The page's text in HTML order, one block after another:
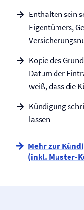
Enthalten sein
Eigentümers,
Kopie des
Datum der
weiß, dass die
Kündigung
lassen
Mehr zur
(inkl. Muster-